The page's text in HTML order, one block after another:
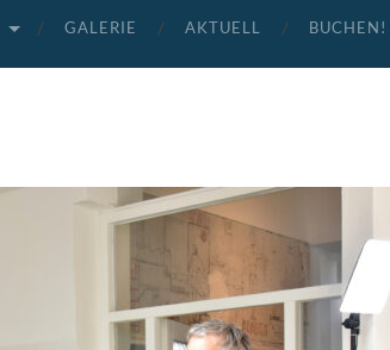
GALERIE AKTUELL BUCHEN!